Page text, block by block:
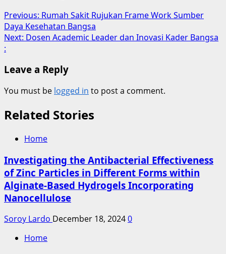
Previous: Rumah Sakit Rujukan Frame Work Sumber
Daya Kesehatan Bangsa
Next: Dosen Academic Leader dan Inovasi Kader Bangsa
:
Leave a Reply
You must be logged in to post a comment.
Related Stories
Home
Investigating the Antibacterial Effectiveness
of Zinc Particles in Different Forms within
Alginate-Based Hydrogels Incorporating
Nanocellulose
Soroy Lardo December 18, 20240
Home